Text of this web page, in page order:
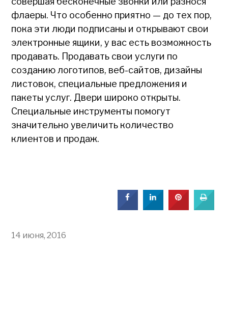
флаеры. Что особенно приятно — до тех пор,
пока эти люди подписаны и открывают свои
электронные ящики, у вас есть возможность
продавать. Продавать свои услуги по
созданию логотипов, веб-сайтов, дизайны
листовок, специальные предложения и
пакеты услуг. Двери широко открыты.
Специальные инструменты помогут
значительно увеличить количество
клиентов и продаж.
14 июня, 2016